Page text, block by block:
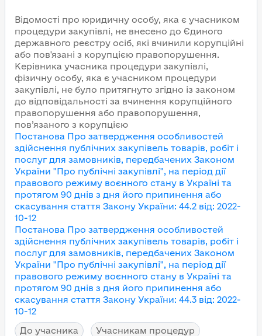
Відомості про юридичну особу, яка є учасником
процедури закупівлі, не внесено до Єдиного
державного реєстру осіб, які вчинили корупційні
або пов'язані з корупцією правопорушення.
Керівника учасника процедури закупівлі,
фізичну особу, яка є учасником процедури
закупівлі, не було притягнуто згідно із законом
до відповідальності за вчинення корупційного
правопорушення або правопорушення,
пов’язаного з корупцією
Постанова Про затвердження особливостей
здійснення публічних закупівель товарів, робіт і
послуг для замовників, передбачених Законом
України "Про публічні закупівлі", на період дії
правового режиму воєнного стану в Україні та
протягом 90 днів з дня його припинення або
скасування стаття Закону України: 44.2 від: 2022-
10-12
Постанова Про затвердження особливостей
здійснення публічних закупівель товарів, робіт і
послуг для замовників, передбачених Законом
України "Про публічні закупівлі", на період дії
правового режиму воєнного стану в Україні та
протягом 90 днів з дня його припинення або
скасування стаття Закону України: 44.3 від: 2022-
10-12
До учасника
Учасникам процедур